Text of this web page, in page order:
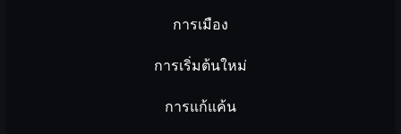
การเมือง
การเริ่มต้นใหม่
การแก้แค้น